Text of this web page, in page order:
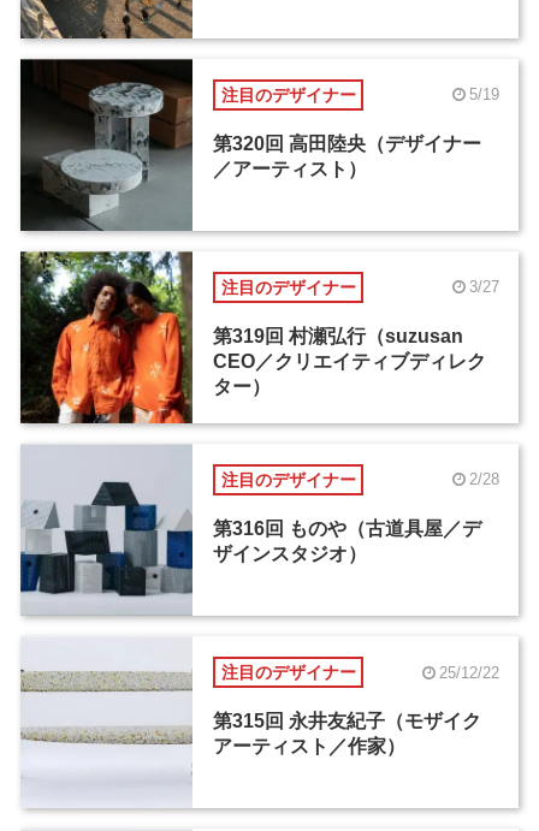
注目のデザイナー 5/19
第320回 高田陸央（デザイナー
／アーティスト）
注目のデザイナー 3/27
第319回 村瀬弘行（suzusan
CEO／クリエイティブディレク
ター）
注目のデザイナー 2/28
第316回 ものや（古道具屋／デ
ザインスタジオ）
注目のデザイナー 25/12/22
第315回 永井友紀子（モザイク
アーティスト／作家）